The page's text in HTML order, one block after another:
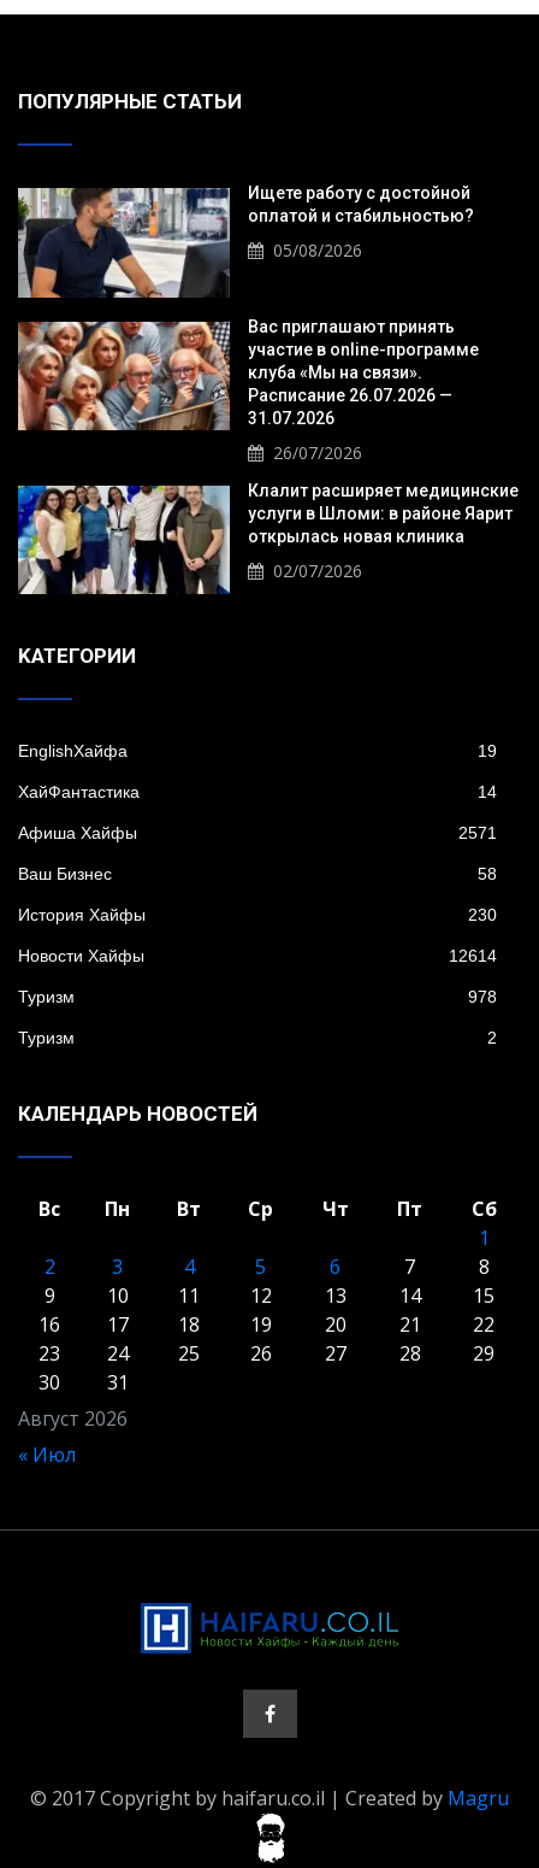
ПОПУЛЯРНЫЕ СТАТЬИ
Ищете работу с достойной
оплатой и стабильностью?
05/08/2026
Вас приглашают принять
участие в online-программе
клуба «Мы на связи».
Расписание 26.07.2026 —
31.07.2026
26/07/2026
Клалит расширяет медицинские
услуги в Шломи: в районе Яарит
открылась новая клиника
02/07/2026
KАТЕГОРИИ
EnglishХайфа 19
XайФантастика 14
Афиша Хайфы 2571
Ваш Бизнес 58
История Хайфы 230
Новости Хайфы 12614
Туризм 978
Туризм 2
КАЛЕНДАРЬ НОВОСТЕЙ
Август 2026
Вс Пн Вт Ср Чт Пт
Сб
1
2
3 4 5 6 7
8
9
10 11 12 13 14
15
16
17 18 19 20 21
22
23
24 25 26 27 28
29
30
31
« Июл
© 2017 Copyright by haifaru.co.il | Created by Magru